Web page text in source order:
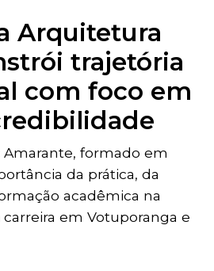
Arquitetura
trajetória
com foco em
formado em
da prática, da
acadêmica na
em Votuporanga e